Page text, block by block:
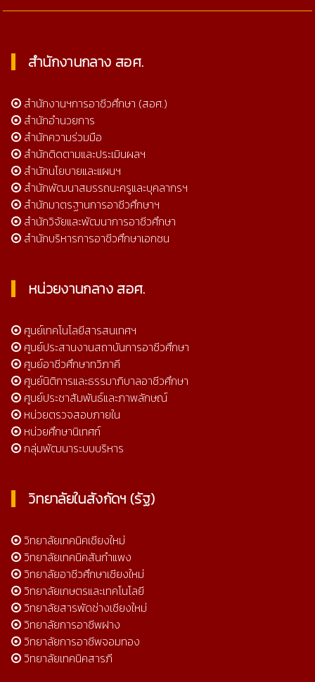
สำนักงานกลาง สอศ.
สำนักงานฯการอาชีวศึกษา (สอศ.)
สำนักอำนวยการ
สำนักความร่วมมือ
สำนักติดตามและประเมินผลฯ
สำนักนโยบายและแผนฯ
สำนักพัฒนาสมรรถนะครูและบุคลากรฯ
สำนักมาตรฐานการอาชีวศึกษาฯ
สำนักวิจัยและพัฒนาการอาชีวศึกษา
สำนักบริหารการอาชีวศึกษาเอกชน
หน่วยงานกลาง สอศ.
ศูนย์เทคโนโลยีสารสนเทศฯ
ศูนย์ประสานงานสถาบันการอาชีวศึกษา
ศูนย์อาชีวศึกษาทวิภาคี
ศูนย์นิติการและธรรมาภิบาลอาชีวศึกษา
ศูนย์ประชาสัมพันธ์และภาพลักษณ์
หน่วยตรวจสอบภายใน
หน่วยศึกษานิเทศก์
กลุ่มพัฒนาระบบบริหาร
วิทยาลัยในสังกัดฯ (รัฐ)
วิทยาลัยเทคนิคเชียงใหม่
วิทยาลัยเทคนิคสันกำแพง
วิทยาลัยอาชีวศึกษาเชียงใหม่
วิทยาลัยเกษตรและเทคโนโลยี
วิทยาลัยสารพัดช่างเชียงใหม่
วิทยาลัยการอาชีพฝาง
วิทยาลัยการอาชีพจอมทอง
วิทยาลัยเทคนิคสารภี